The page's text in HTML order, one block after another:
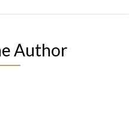
Author